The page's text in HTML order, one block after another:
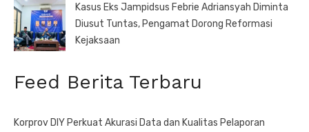
Kasus Eks Jampidsus Febrie Adriansyah Diminta
Diusut Tuntas, Pengamat Dorong Reformasi
Kejaksaan
Feed Berita Terbaru
Korprov DIY Perkuat Akurasi Data dan Kualitas Pelaporan